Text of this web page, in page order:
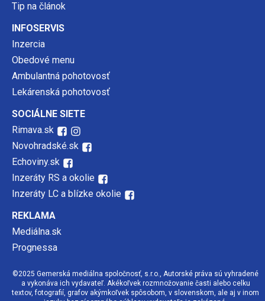
Tip na článok
INFOSERVIS
Inzercia
Obedové menu
Ambulantná pohotovosť
Lekárenská pohotovosť
SOCIÁLNE SIETE
Rimava.sk
Novohradské.sk
Echoviny.sk
Inzeráty RS a okolie
Inzeráty LC a blízke okolie
REKLAMA
Mediálna.sk
Prognessa
©2025 Gemerská mediálna spoločnosť, s.r.o., Autorské práva sú vyhradené
a vykonáva ich vydavateľ. Akékoľvek rozmnožovanie časti alebo celku
textov, fotografií, grafov akýmkoľvek spôsobom, v slovenskom, ale aj v inom